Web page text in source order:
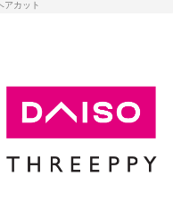
アカット